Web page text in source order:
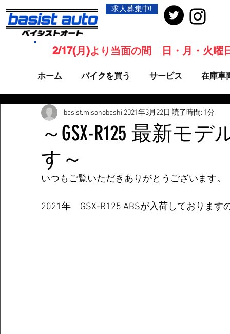
求人募集中!
ホーム バイクを買う サービス 在庫車
2/17(月)より当面の間 日・月・火曜
～GSX-R125 最新モ
す～
basist.misonobashi 2021年3月22日 読了時間: 1分
いつもご覧いただきありがとうございます。
2021年　GSX-R125 ABSが入荷しておりま